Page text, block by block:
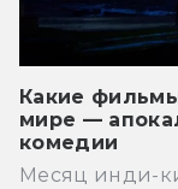
Какие
мире —
комедии
Месяц инди-